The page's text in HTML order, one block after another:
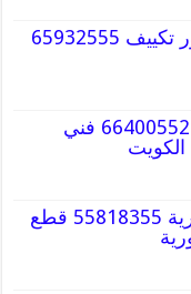
قص خرسانه وفتح كور تكييف 65932555
تظليل سيارة الكويت 66400552 فني
قطع غيار سيارات كورية 55818355 قطع